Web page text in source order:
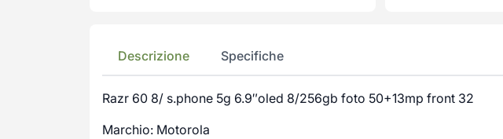
Descrizione Specifiche
Razr 60 8/ s.phone 5g 6.9″oled 8/256gb foto 50+13mp front 32
Marchio: Motorola